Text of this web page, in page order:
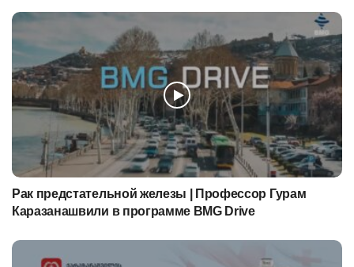
Рак предстательной железы | Профессор Гурам
Каразанашвили в программе BMG Drive